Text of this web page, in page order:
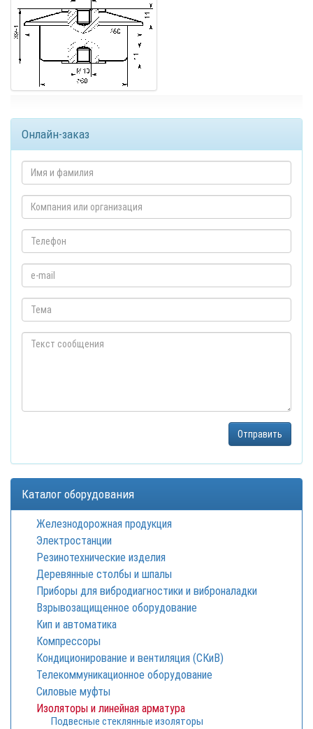
Онлайн-заказ
Каталог оборудования
Железнодорожная продукция
Электростанции
Резинотехнические изделия
Деревянные столбы и шпалы
Приборы для вибродиагностики и виброналадки
Взрывозащищенное оборудование
Кип и автоматика
Компрессоры
Кондиционирование и вентиляция (СКиВ)
Телекоммуникационное оборудование
Силовые муфты
Изоляторы и линейная арматура
Подвесные стеклянные изоляторы